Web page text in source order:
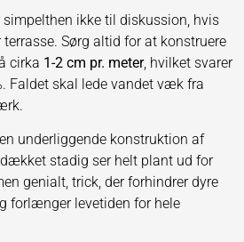
ikke til diskussion, hvis
Sørg altid for at konstruere
cirka 1-2 cm pr. meter, hvilket svarer
Faldet skal lede vandet væk fra
underliggende konstruktion af
stadig ser helt plant ud for
genialt, trick, der forhindrer dyre
forlænger levetiden for hele